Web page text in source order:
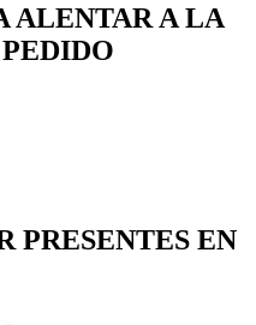
ALENTAR A LA
PRESENTES EN